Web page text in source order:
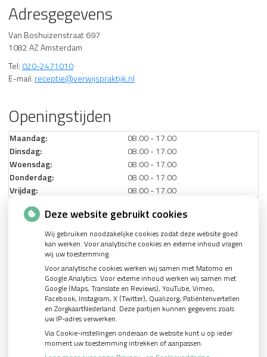
Adresgegevens
Van Boshuizenstraat 697
1082 AZ Amsterdam
Tel: 020-2471010
E-mail: receptie@verwijspraktijk.nl
Openingstijden
Maandag:
08.00 - 17.00
Dinsdag:
08.00 - 17.00
Woensdag:
08.00 - 17.00
Donderdag:
08.00 - 17.00
Vrijdag:
08.00 - 17.00
Nieuws
Let op: valse Infomedics-mails over openstaande rekening
Tanden bleken? Laat het veilig doen!
Gezond tandvlees: de basis voor een gezonde mond
Naar de tandarts in het buitenland? Wees op je hoede!
Deze website gebruikt cookies
Wij gebruiken noodzakelijke cookies zodat deze website goed
kan werken. Voor analytische cookies en externe inhoud vragen
wij uw toestemming.
Voor analytische cookies werken wij samen met Matomo en
Google Analytics. Voor externe inhoud werken wij samen met
Google (Maps, Translate en Reviews), YouTube, Vimeo,
Facebook, Instagram, X (Twitter), Qualizorg, Patiëntenvertellen
en ZorgkaartNederland. Deze partijen kunnen gegevens zoals
uw IP-adres verwerken.
Via Cookie-instellingen onderaan de website kunt u op ieder
moment uw toestemming intrekken of aanpassen.